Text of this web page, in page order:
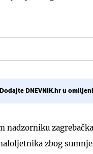
Dodajte DNEVNIK.hr u
nadzorniku
zbog